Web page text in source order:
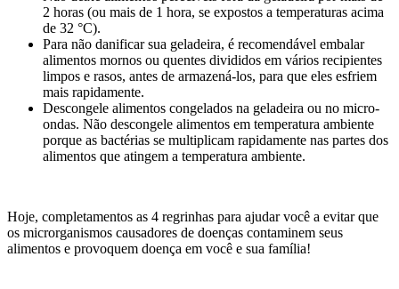
2 horas (ou mais de 1 hora, se expostos a temperaturas acima
de 32 °C).
Para não danificar sua geladeira, é recomendável embalar
alimentos mornos ou quentes divididos em vários recipientes
limpos e rasos, antes de armazená-los, para que eles esfriem
mais rapidamente.
Descongele alimentos congelados na geladeira ou no micro-
ondas. Não descongele alimentos em temperatura ambiente
porque as bactérias se multiplicam rapidamente nas partes dos
alimentos que atingem a temperatura ambiente.
Hoje, completamentos as 4 regrinhas para ajudar você a evitar que
os microrganismos causadores de doenças contaminem seus
alimentos e provoquem doença em você e sua família!